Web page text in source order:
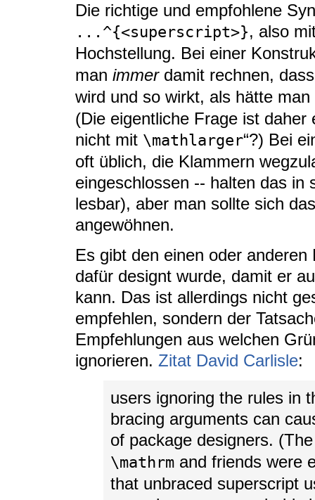
Die richtige und empfohlene
...^{<superscript>}, also
Hochstellung. Bei einer
man immerdamit rechnen,
wird und so wirkt, als hätte man
(Die eigentliche Frage ist
nicht mit \mathlarger“?) Bei
oft üblich, die Klammern
eingeschlossen -- halten das in
lesbar), aber man sollte sich
angewöhnen.
Es gibt den einen oder
dafür designt wurde, damit er
kann. Das ist allerdings nicht
empfehlen, sondern der
Empfehlungen aus welchen
ignorieren. Zitat David Carlisle:
users ignoring the rules in
bracing arguments can
of package designers.
\mathrm and friends were
that unbraced superscript